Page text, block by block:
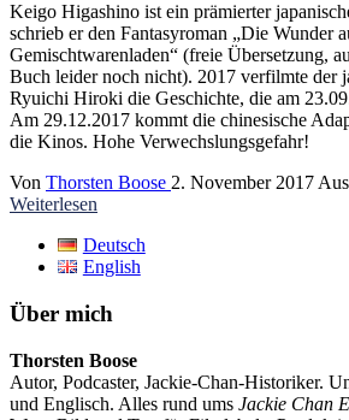
Keigo Higashino ist ein prämierter
schrieb er den Fantasyroman „Die Wunder
Gemischtwarenladen“ (freie Übersetzung,
Buch leider noch nicht). 2017 verfilmte der
Ryuichi Hiroki die Geschichte, die am
Am 29.12.2017 kommt die chinesische
die Kinos. Hohe Verwechslungsgefahr!
Von Thorsten Boose 2. November 2017 Aus
Weiterlesen
Deutsch
English
Über mich
Thorsten Boose
Autor, Podcaster, Jackie-Chan-Historiker.
und Englisch. Alles rund ums Jackie Chan